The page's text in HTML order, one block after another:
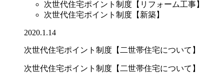
次世代住宅ポイント制度【リフォーム工事】
次世代住宅ポイント制度【新築】
2020.1.14
次世代住宅ポイント制度【二世帯住宅について】
次世代住宅ポイント制度【二世帯住宅について】